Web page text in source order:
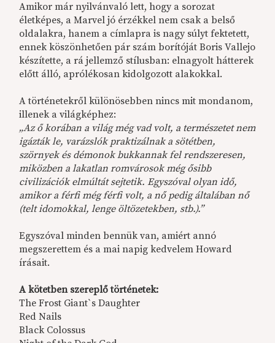
Amikor már nyilvánvaló lett, hogy a sorozat
életképes, a Marvel jó érzékkel nem csak a belső
oldalakra, hanem a címlapra is nagy súlyt fektetett,
ennek köszönhetően pár szám borítóját Boris Vallejo
készítette, a rá jellemző stílusban: elnagyolt hátterek
előtt álló, aprólékosan kidolgozott alakokkal.
A történetekről különösebben nincs mit mondanom,
illenek a világképhez:
„Az ő korában a világ még vad volt, a természetet nem
igázták le, varázslók praktizálnak a sötétben,
szörnyek és démonok bukkannak fel rendszeresen,
miközben a lakatlan romvárosok még ősibb
civilizációk elmúltát sejtetik. Egyszóval olyan idő,
amikor a férfi még férfi volt, a nő pedig általában nő
(telt idomokkal, lenge öltözetekben, stb.).”
Egyszóval minden bennük van, amiért annó
megszerettem és a mai napig kedvelem Howard
írásait.
A kötetben szereplő történetek:
The Frost Giant`s Daughter
Red Nails
Black Colossus